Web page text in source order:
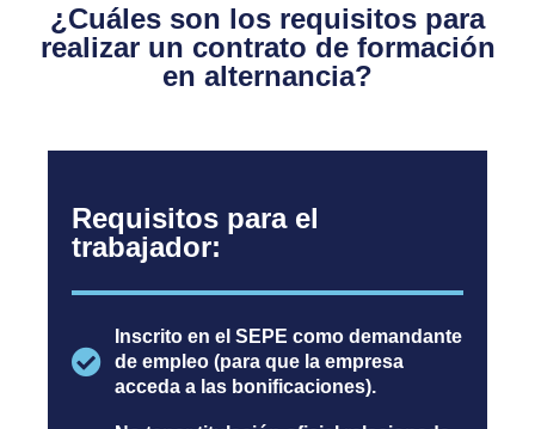
¿Cuáles son los requisitos para
realizar un contrato de formación
en alternancia?
Requisitos para el
trabajador:
Inscrito en el SEPE como demandante
de empleo (para que la empresa
acceda a las bonificaciones).